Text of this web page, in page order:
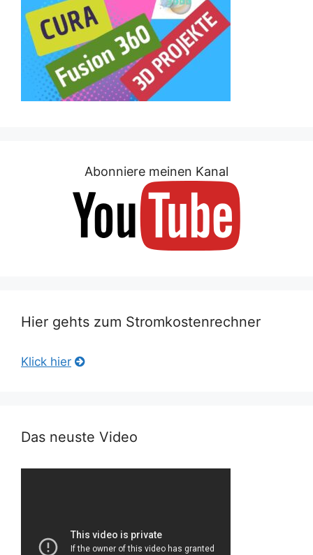
Abonniere meinen Kanal
Hier gehts zum Stromkostenrechner
Klick hier
Das neuste Video